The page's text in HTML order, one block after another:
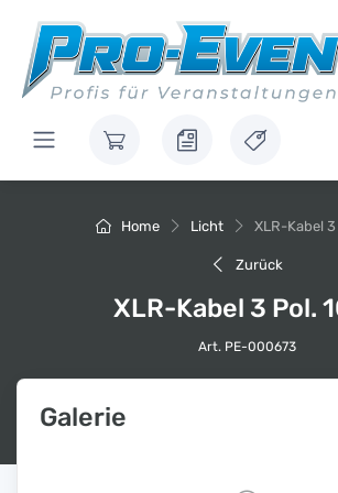
Home Licht XLR-Kabel 3
Zurück
XLR-Kabel 3 Pol.
Art. PE-000673
Galerie